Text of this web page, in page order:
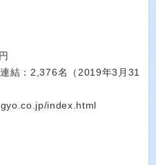
結：2,376名（2019年3月31
index.html